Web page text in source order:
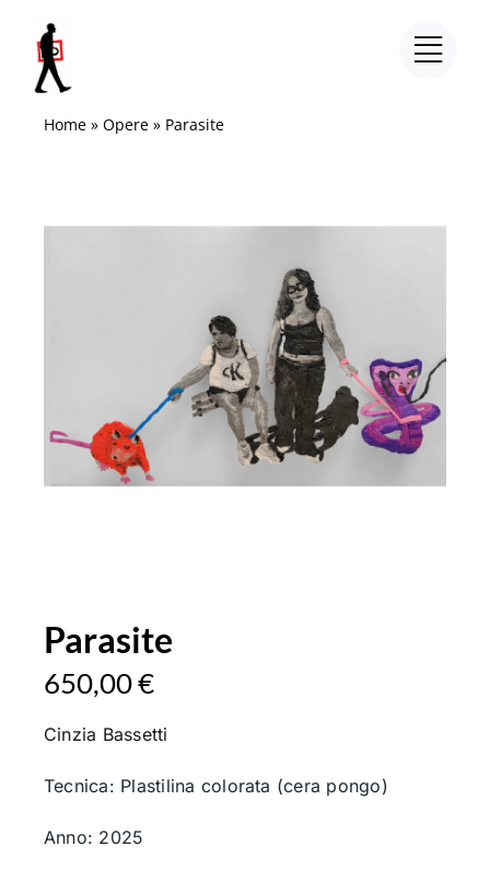
contenuto
Home» Opere» Parasite
Parasite
650,00€
Cinzia Bassetti
Tecnica: Plastilina colorata (cera pongo)
Anno: 2025